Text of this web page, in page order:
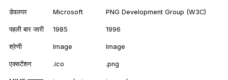
डेवलपर Microsoft PNG Development Group (W3C)
पहली बार जारी 1985 1996
श्रेणी Image Image
एक्सटेंशन .ico .png